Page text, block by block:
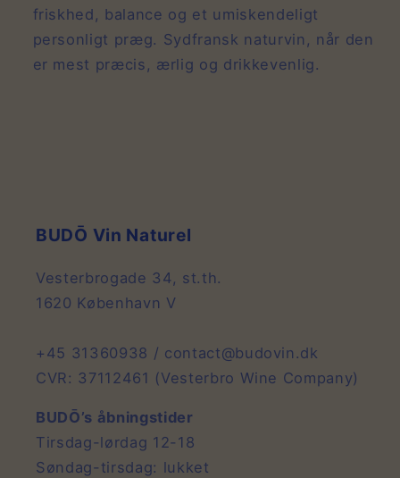
friskhed, balance og et umiskendeligt
personligt præg. Sydfransk naturvin, når den
er mest præcis, ærlig og drikkevenlig.
BUDŌ Vin Naturel
Vesterbrogade 34, st.th.
1620 København V
+45 31360938 / contact@budovin.dk
CVR: 37112461 (Vesterbro Wine Company)
BUDŌ’s åbningstider
Tirsdag-lørdag 12-18
Søndag-tirsdag: lukket